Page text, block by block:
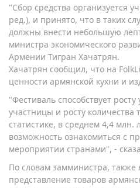
"Сбор средства организуется
ред.), и принято, что в таких
должны внести небольшую
министра экономического
Армении Тигран Хачатрян.
Хачатрян сообщил, что на
ценности армянской кухни и
"Фестиваль способствует
участницы и росту количества
статистике, в среднем 4,4
возможность ознакомиться с
мероприятии странами", -
По словам замминистра, также
представление товаров